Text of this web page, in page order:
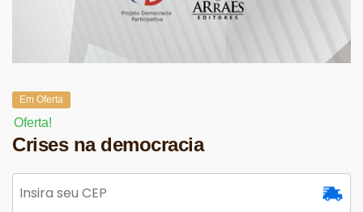
Em Oferta
Oferta!
Crises na democracia